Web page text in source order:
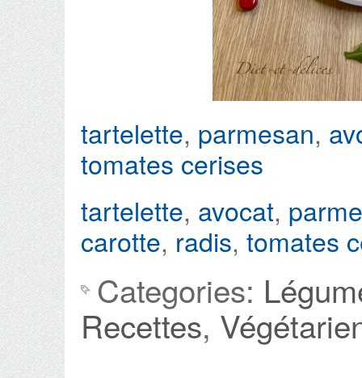
tartelette, parmesan,
tomates cerises
tartelette, avocat,
carotte, radis, tomates
Categories:
Recettes,